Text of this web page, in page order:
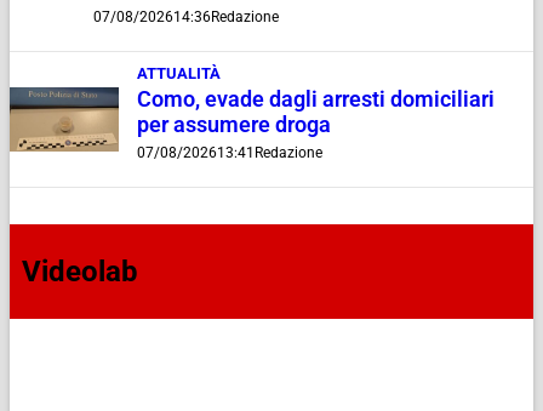
07/08/202614:36Redazione
ATTUALITÀ
Como, evade dagli arresti domiciliari
per assumere droga
07/08/202613:41 Redazione
Videolab